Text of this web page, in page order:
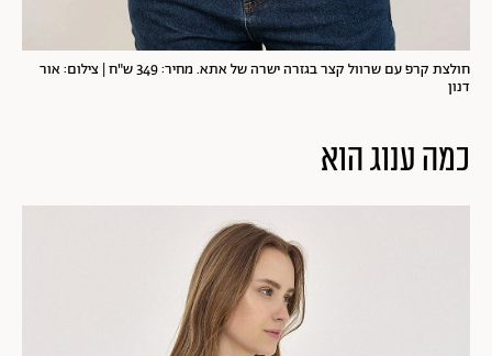
חולצת קרפ עם שרוול קצר בגזרה ישרה של אתא. מחיר: 349 ש"ח | צילום: אור
דנון
כמה ענוג הוא